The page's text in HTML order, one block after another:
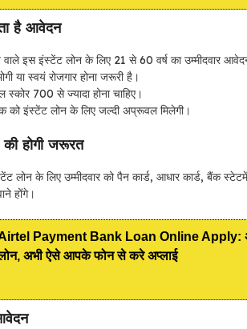
है आवेदन
इस इंस्टेंट लोन के लिए 21 से 60 वर्ष का उम्मीदवार
या स्वयं रोजगार होना जरूरी है।
700 से ज्यादा होना चाहिए।
को इंस्टेंट लोन के लिए जल्दी अप्रूवल मिलेगी।
होगी जरूरत
लोन के लिए उम्मीदवार को पैन कार्ड, आधार कार्ड, बैंक
होंगे।
Payment Bank Loan Online Apply:
अभी ऐसे आपके फोन से करे अप्लाई